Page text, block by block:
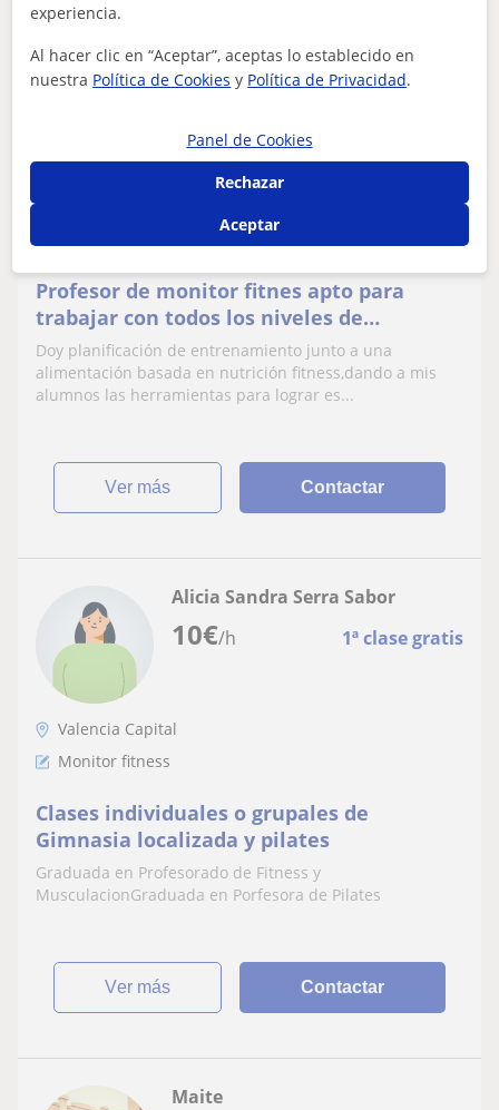
Gonzalo
Profesor de monitor fitnes apto para
trabajar con todos los niveles de
deportistas
Doy planificación de entrenamiento junto a una
alimentación basada en nutrición fitness,dando a mis
alumnos las herramientas para lograr es...
ver más Contactar
10€/h 1ª clase gratis
Alicia Sandra Serra Sabor
Valencia Capital
Monitor fitness
Clases individuales o grupales de
Gimnasia localizada y pilates
Graduada en Profesorado de Fitness y
MusculacionGraduada en Porfesora de Pilates
ver más Contactar
Maite
experiencia.
Al hacer clic en “Aceptar”, aceptas lo establecido en
nuestra Política de Cookies y Política de Privacidad.
Panel de Cookies
Rechazar
Aceptar